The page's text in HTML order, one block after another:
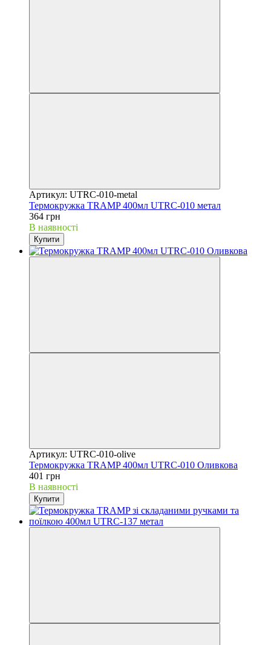
Артикул: UTRC-010-metal
Термокружка TRAMP 400мл UTRC-010 метал
364 грн
В наявності
Купити
Артикул: UTRC-010-olive
Термокружка TRAMP 400мл UTRC-010 Оливкова
401 грн
В наявності
Купити